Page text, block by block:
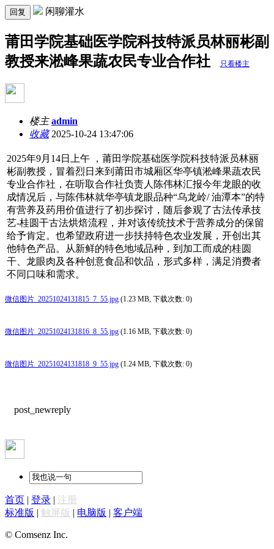
回复 闲聊灌水
莆田学院基础医学院科技特派员林丽彬副
教授来淞峰果蔬农民专业合作社
只看楼主
楼主 admin
收藏2025-10-24 13:47:06
2025年9月14日上午 ，莆田学院基础医学院科技特派员林丽
彬副教授，冒着烈日来到莆田市城厢区华亭镇淞峰果蔬农民
专业合作社，在听取合作社负责人陈伟林汇报今年龙眼的收
成情况后，与陈伟林就华亭镇龙眼品种“乌龙岭/ 油潭本”的特
有营养及药用价值进行了初步探讨，随后参观了古法传承技
艺-桂圆干古法烘焙流程，并对该传统技术于营养成分的保留
给予肯定。也希望政府进一步扶持特色农业发展，开创出其
他特色产品。从新鲜的特色地域品种，到加工而成的桂圆
干、龙眼肉及各种创意食品和饮品，形式多样，满足消费者
不同口味和需求。
微信图片_20251024131815_7_55.jpg (1.23 MB, 下载次数: 0)
微信图片_20251024131816_8_55.jpg (1.16 MB, 下载次数: 0)
微信图片_20251024131818_9_55.jpg (1.24 MB, 下载次数: 0)
post_newreply
首页 | 登录 | 注册
标准版 | 触屏版 | 电脑版 | 客户端
© Comsenz Inc.